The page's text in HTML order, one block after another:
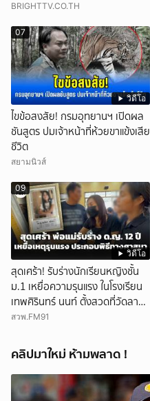
BRIGHTTV.CO.TH
วิดีโอ
07
ไขข้อสงสัย! กรมอุทยานฯ เปิดผล
ชันสูตร ปมเจ้าหน้าที่ห้วยขาแข้งเสีย
ชีวิต
สยามนิวส์
วิดีโอ
09
สุดเศร้า! รับร่างนักเรียนหญิงชั้น
ม.1 เหยื่อความรุนแรง ในโรงเรียน
เทพศิรินทร์ นนท์ ตั้งสวดที่วัดลาด
ปลาดุก
สวพ.FM91
คลิปมาใหม่ ห้ามพลาด !